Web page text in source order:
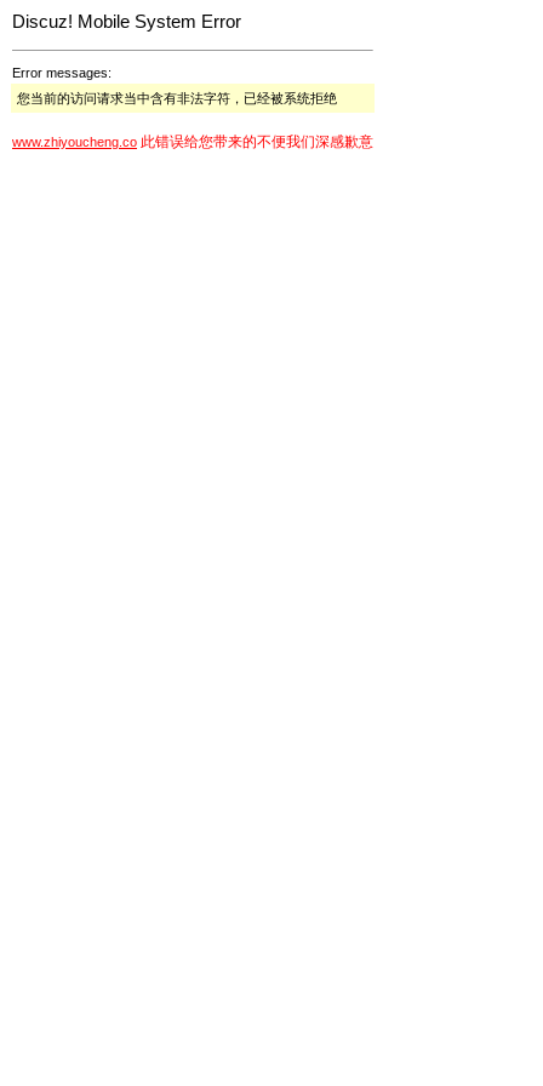
Discuz! Mobile System Error
Error messages:
您当前的访问请求当中含有非法字符，已经被系统拒绝
www.zhiyoucheng.co 此错误给您带来的不便我们深感歉意